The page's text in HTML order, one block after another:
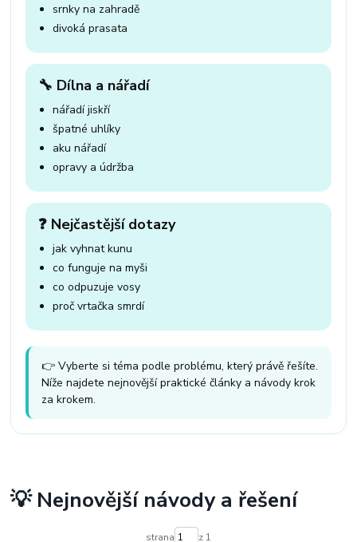
srnky na zahradě
divoká prasata
🔧 Dílna a nářadí
nářadí jiskří
špatné uhlíky
aku nářadí
opravy a údržba
❓ Nejčastější dotazy
jak vyhnat kunu
co funguje na myši
co odpuzuje vosy
proč vrtačka smrdí
👉 Vyberte si téma podle problému, který právě řešíte.
Níže najdete nejnovější praktické články a návody krok
za krokem.
💡 Nejnovější návody a řešení
strana z 1